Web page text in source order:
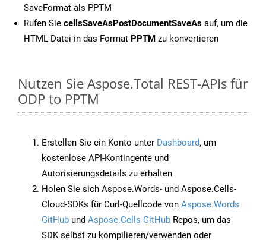
SaveFormat als PPTM
Rufen Sie cellsSaveAsPostDocumentSaveAs auf, um die
HTML-Datei in das Format PPTM zu konvertieren
Nutzen Sie Aspose.Total REST-APIs für
ODP to PPTM
Erstellen Sie ein Konto unter Dashboard, um
kostenlose API-Kontingente und
Autorisierungsdetails zu erhalten
Holen Sie sich Aspose.Words- und Aspose.Cells-
Cloud-SDKs für Curl-Quellcode von Aspose.Words
GitHub und Aspose.Cells GitHub Repos, um das
SDK selbst zu kompilieren/verwenden oder